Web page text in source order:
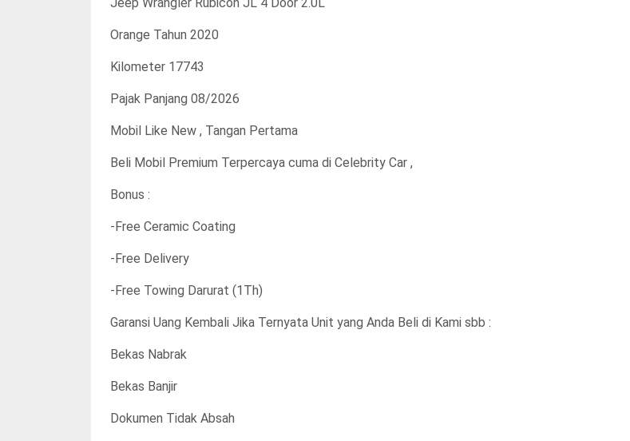
Orange Tahun 2020
Kilometer 17743
Pajak Panjang 08/2026
Mobil Like New , Tangan Pertama
Beli Mobil Premium Terpercaya cuma di Celebrity Car ,
Bonus :
-Free Ceramic Coating
-Free Delivery
-Free Towing Darurat (1Th)
Garansi Uang Kembali Jika Ternyata Unit yang Anda Beli di Kami sbb :
Bekas Nabrak
Bekas Banjir
Dokumen Tidak Absah